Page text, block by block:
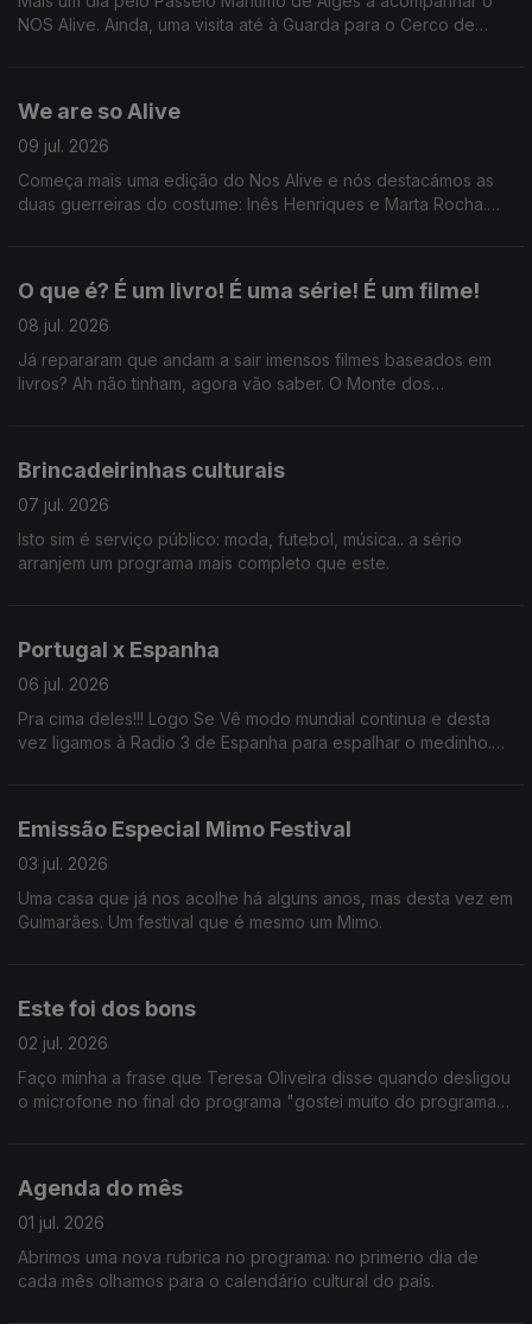
NOS Alive. Ainda, uma visita até à Guarda para o Cerco de
We are so Alive
09 jul. 2026
Começa mais uma edição do Nos Alive e nós destacámos as
duas guerreiras do costume: Inês Henriques e Marta Rocha.
O que é? É um livro! É uma série! É um filme!
08 jul. 2026
Já repararam que andam a sair imensos filmes baseados em
livros? Ah não tinham, agora vão saber. O Monte dos
Brincadeirinhas culturais
07 jul. 2026
Isto sim é serviço público: moda, futebol, música.. a sério
arranjem um programa mais completo que este.
Portugal x Espanha
06 jul. 2026
Pra cima deles!!! Logo Se Vê modo mundial continua e desta
vez ligamos à Radio 3 de Espanha para espalhar o medinho.
Emissão Especial Mimo Festival
03 jul. 2026
Uma casa que já nos acolhe há alguns anos, mas desta vez em
Guimarães. Um festival que é mesmo um Mimo.
Este foi dos bons
02 jul. 2026
Faço minha a frase que Teresa Oliveira disse quando desligou
o microfone no final do programa "gostei muito do programa
Agenda do mês
01 jul. 2026
Abrimos uma nova rubrica no programa: no primerio dia de
cada mês olhamos para o calendário cultural do país.